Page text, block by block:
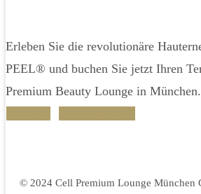
Erleben Sie die revolutionäre
PEEL® und buchen Sie jetzt Ihren
Premium Beauty Lounge in München.
© 2024 Cell Premium Lounge München